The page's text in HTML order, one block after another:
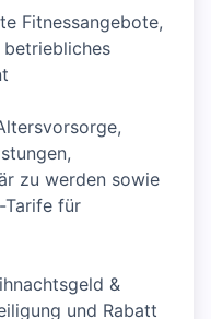
Fitnessangebote,
zu werden sowie
für
&
und Rabatt